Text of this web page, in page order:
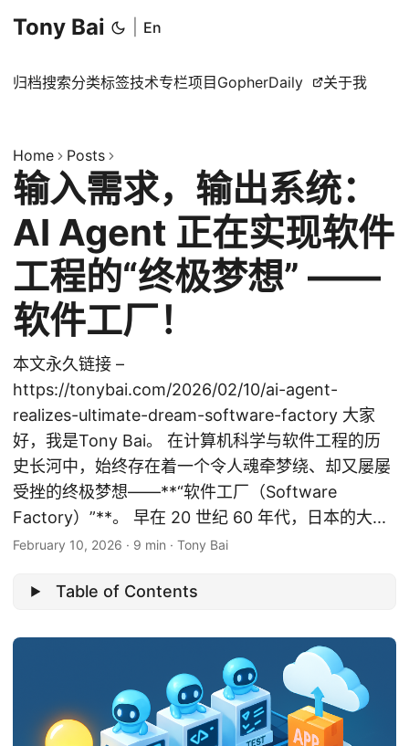
Tony Bai En
归档搜索分类标签技术专栏项目 GopherDaily 关于我
Home Posts
输入需求，输出系统：
AI Agent 正在实现软件
工程的“终极梦想” ——
软件工厂！
本文永久链接 –
https://tonybai.com/2026/02/10/ai-agent-
realizes-ultimate-dream-software-factory 大家
好，我是Tony Bai。 在计算机科学与软件工程的历
史长河中，始终存在着一个令人魂牵梦绕、却又屡屡
受挫的终极梦想——**“软件工厂（Software
Factory）”**。 早在 20 世纪 60 年代，日本的大...
February 10, 2026 · 9 min · Tony Bai
Table of Contents